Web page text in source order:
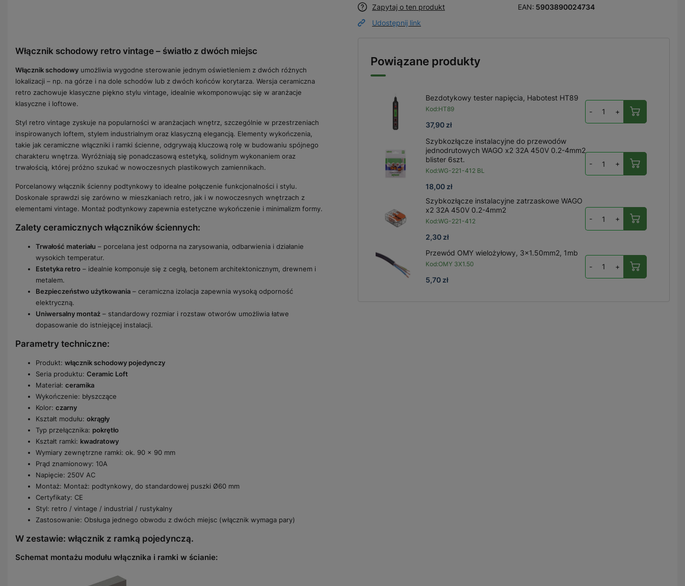
Zapytaj o ten produkt
Udostępnij link
EAN: 5903890024734
Włącznik schodowy retro vintage – światło z dwóch miejsc
Włącznik schodowy umożliwia wygodne sterowanie jednym oświetleniem z dwóch różnych
lokalizacji – np. na górze i na dole schodów lub z dwóch końców korytarza. Wersja ceramiczna
retro zachowuje klasyczne piękno stylu vintage, idealnie wkomponowując się w aranżacje
klasyczne i loftowe.
Styl retro vintage zyskuje na popularności w aranżacjach wnętrz, szczególnie w przestrzeniach
inspirowanych loftem, stylem industrialnym oraz klasyczną elegancją. Elementy wykończenia,
takie jak ceramiczne włączniki i ramki ścienne, odgrywają kluczową rolę w budowaniu spójnego
charakteru wnętrza. Wyróżniają się ponadczasową estetyką, solidnym wykonaniem oraz
trwałością, której próżno szukać w nowoczesnych plastikowych zamiennikach.
Porcelanowy włącznik ścienny podtynkowy to idealne połączenie funkcjonalności i stylu.
Doskonale sprawdzi się zarówno w mieszkaniach retro, jak i w nowoczesnych wnętrzach z
elementami vintage. Montaż podtynkowy zapewnia estetyczne wykończenie i minimalizm formy.
Zalety ceramicznych włączników ściennych:
Trwałość materiału – porcelana jest odporna na zarysowania, odbarwienia i działanie
wysokich temperatur.
Estetyka retro – idealnie komponuje się z cegłą, betonem architektonicznym, drewnem i
metalem.
Bezpieczeństwo użytkowania – ceramiczna izolacja zapewnia wysoką odporność
elektryczną.
Uniwersalny montaż – standardowy rozmiar i rozstaw otworów umożliwia łatwe
dopasowanie do istniejącej instalacji.
Parametry techniczne:
Produkt: włącznik schodowy pojedynczy
Seria produktu: Ceramic Loft
Materiał: ceramika
Wykończenie: błyszczące
Kolor: czarny
Kształt modułu: okrągły
Typ przełącznika: pokrętło
Kształt ramki: kwadratowy
Wymiary zewnętrzne ramki: ok. 90 × 90 mm
Prąd znamionowy: 10A
Napięcie: 250V AC
Montaż: Montaż: podtynkowy, do standardowej puszki Ø60 mm
Certyfikaty: CE
Styl: retro / vintage / industrial / rustykalny
Zastosowanie: Obsługa jednego obwodu z dwóch miejsc (włącznik wymaga pary)
W zestawie: włącznik z ramką pojedynczą.
Schemat montażu modułu włącznika i ramki w ścianie:
Powiązane produkty
Bezdotykowy tester napięcia, Habotest HT89
Kod:HT89
37,90 zł
- +
Szybkozłącze instalacyjne do przewodów
jednodrutowych WAGO x2 32A 450V 0.2-4mm2,
blister 6szt.
Kod:WG-221-412 BL
18,00 zł
- +
Szybkozłącze instalacyjne zatrzaskowe WAGO
x2 32A 450V 0.2-4mm2
Kod:WG-221-412
2,30 zł
- +
Przewód OMY wielożyłowy, 3x1.50mm2, 1mb
Kod:OMY 3X1.50
5,70 zł
- +